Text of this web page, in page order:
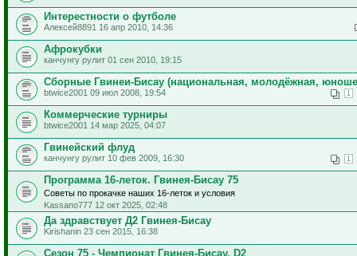
Интерестности о футболе
Алексей8891 16 апр 2010, 14:36
Афрокубки
канчунгу рулит 01 сен 2010, 19:15
Сборные Гвинеи-Бисау (национальная, молодёжная,
1
btwice2001 09 июл 2008, 19:54
Коммерческие турниры
btwice2001 14 мар 2025, 04:07
Гвинейский флуд
1
канчунгу рулит 10 фев 2009, 16:30
Программа 16-леток. Гвинея-Бисау 75
Советы по прокачке наших 16-леток и условия
Kassano777 12 окт 2025, 02:48
Да здравствует Д2 Гвинея-Бисау
Kirishanin 23 сен 2015, 16:38
Сезон 75 - Чемпионат Гвинея-Бисау, D2